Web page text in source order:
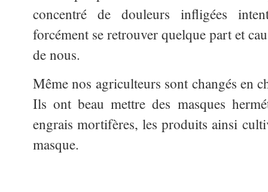
concentré de douleurs infligées
forcément se retrouver quelque part et
de nous.
Même nos agriculteurs sont changés en
Ils ont beau mettre des masques
engrais mortifères, les produits ainsi
masque.